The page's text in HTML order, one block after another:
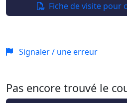
Fiche de visite pour
Signaler / une erreur
Pas encore trouvé le